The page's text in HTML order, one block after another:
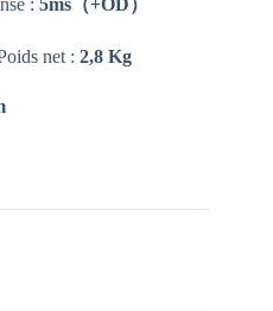
net : 2,8 Kg